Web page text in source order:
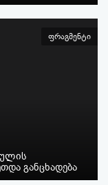
ფრაგმენტი
განცხადება